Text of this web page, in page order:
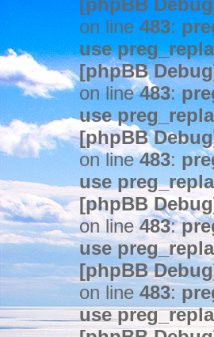
[phpBB
on line 483:
use
[phpBB
on line483:
use
[phpBB
on line483:
use
[phpBB
on line483:
use
[phpBB
on line 483:
use